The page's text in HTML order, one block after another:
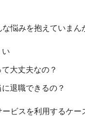
悩みを抱えていまん
い
大丈夫なの？
退職できるの？
ビスを利用するケー